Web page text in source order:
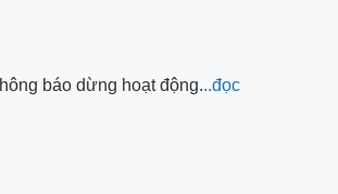
báo dừng hoạt động...đọc